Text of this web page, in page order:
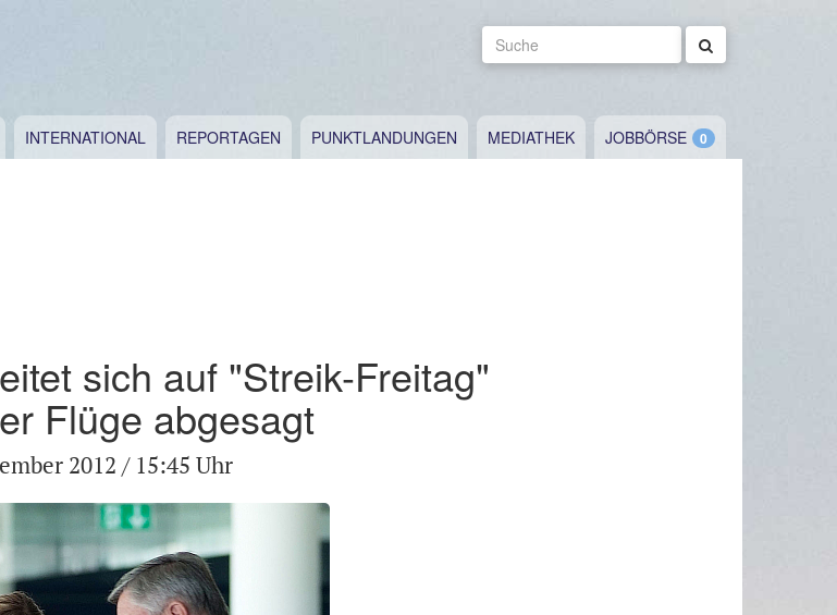
Suche
INTERNATIONAL REPORTAGEN PUNKTLANDUNGEN MEDIATHEK JOBBÖRSE
sich auf "Streik-Freitag"
Flüge abgesagt
2012 / 15:45 Uhr